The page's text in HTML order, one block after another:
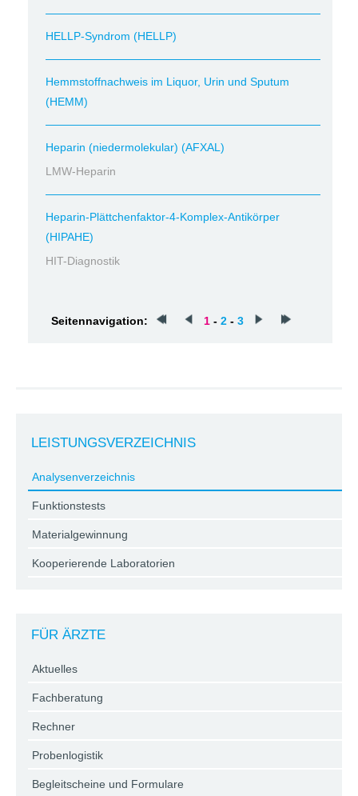
HELLP-Syndrom (HELLP)
Hemmstoffnachweis im Liquor, Urin und Sputum
(HEMM)
Heparin (niedermolekular) (AFXAL)
LMW-Heparin
Heparin-Plättchenfaktor-4-Komplex-Antikörper
(HIPAHE)
HIT-Diagnostik
Seitennavigation: 1 - 2 - 3
LEISTUNGSVERZEICHNIS
Analysenverzeichnis
Funktionstests
Materialgewinnung
Kooperierende Laboratorien
FÜR ÄRZTE
Aktuelles
Fachberatung
Rechner
Probenlogistik
Begleitscheine und Formulare